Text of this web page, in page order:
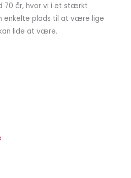
70 år, hvor vi i et stærkt
enkelte plads til at være lige
lide at være.